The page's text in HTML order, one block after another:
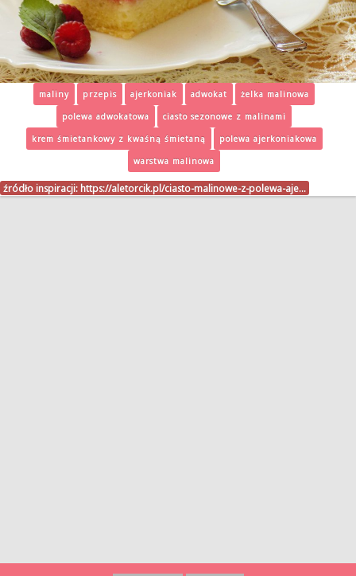
maliny przepis ajerkoniak adwokat
żelka malinowa
polewa adwokatowa
ciasto sezonowe z malinami
krem śmietankowy z kwaśną śmietaną
polewa ajerkoniakowa
warstwa malinowa
źródło inspiracji: https://aletorcik.pl/ciasto-malinowe-z-polewa-aje…